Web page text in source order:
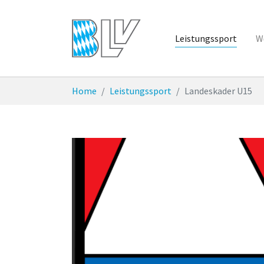
Leistungssport
Home Leistungssport Landeskader U15